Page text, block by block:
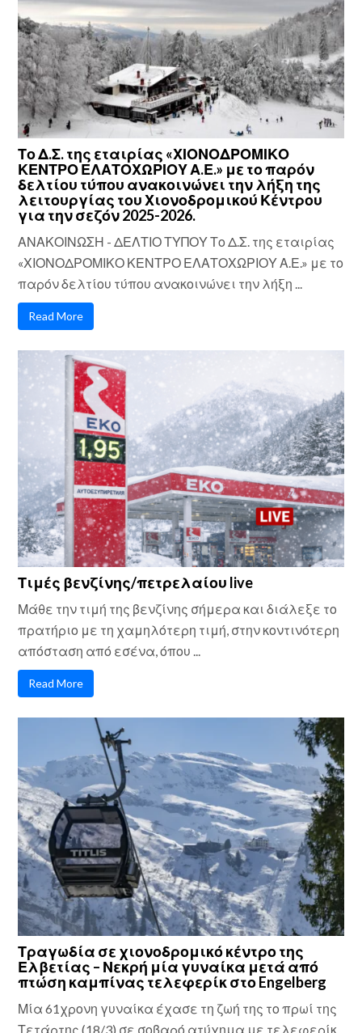
Το Δ.Σ. της εταιρίας «ΧΙΟΝΟΔΡΟΜΙΚΟ
ΚΕΝΤΡΟ ΕΛΑΤΟΧΩΡΙΟΥ Α.Ε.» με το παρόν
δελτίου τύπου ανακοινώνει την λήξη της
λειτουργίας του Χιονοδρομικού Κέντρου
για την σεζόν 2025-2026.
ΑΝΑΚΟΙΝΩΣΗ - ΔΕΛΤΙΟ ΤΥΠΟΥ Το Δ.Σ. της εταιρίας
«ΧΙΟΝΟΔΡΟΜΙΚΟ ΚΕΝΤΡΟ ΕΛΑΤΟΧΩΡΙΟΥ Α.Ε.» με το
παρόν δελτίου τύπου ανακοινώνει την λήξη ...
Read More
Τιμές βενζίνης/πετρελαίου live
Μάθε την τιμή της βενζίνης σήμερα και διάλεξε το
πρατήριο με τη χαμηλότερη τιμή, στην κοντινότερη
απόσταση από εσένα, όπου ...
Read More
Τραγωδία σε χιονοδρομικό κέντρο της
Ελβετίας – Νεκρή μία γυναίκα μετά από
πτώση καμπίνας τελεφερίκ στο Engelberg
Μία 61χρονη γυναίκα έχασε τη ζωή της το πρωί της
Τετάρτης (18/3) σε σοβαρό ατύχημα με τελεφερίκ